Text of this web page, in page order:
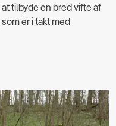
tilbyde en bred vifte af
er i takt med